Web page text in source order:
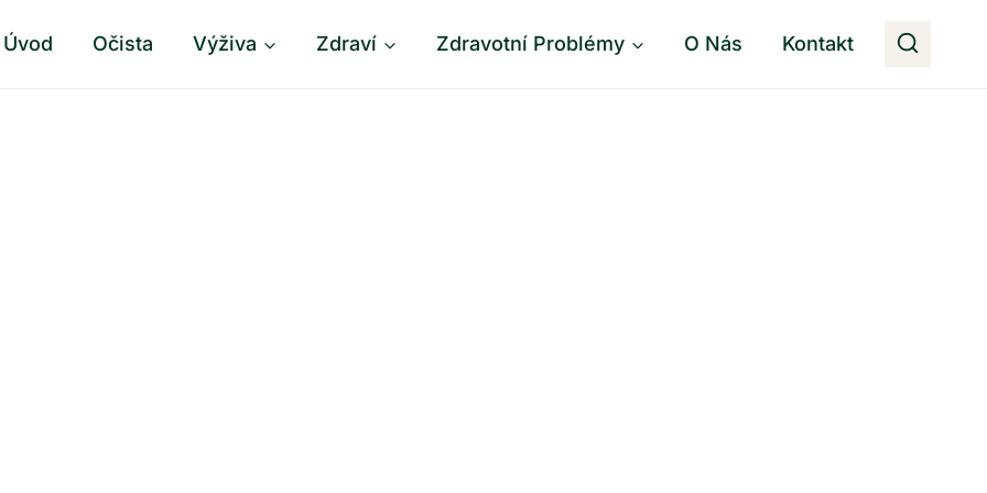
Úvod Očista Výživa Zdraví Zdravotní Problémy O Nás Kontakt